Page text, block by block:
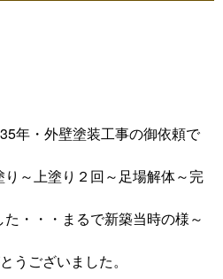
・外壁塗装工事の御依頼で
～上塗り２回～足場解体～完
・・・まるで新築当時の様～
うございました。